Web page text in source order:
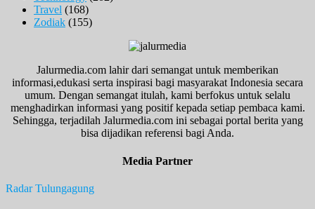
Travel (168)
Zodiak (155)
Jalurmedia.com lahir dari semangat untuk memberikan
informasi,edukasi serta inspirasi bagi masyarakat Indonesia secara
umum. Dengan semangat itulah, kami berfokus untuk selalu
menghadirkan informasi yang positif kepada setiap pembaca kami.
Sehingga, terjadilah Jalurmedia.com ini sebagai portal berita yang
bisa dijadikan referensi bagi Anda.
Media Partner
Radar Tulungagung